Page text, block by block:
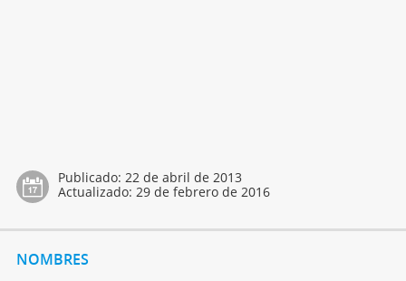
Publicado: 22 de abril de 2013
Actualizado: 29 de febrero de 2016
NOMBRES